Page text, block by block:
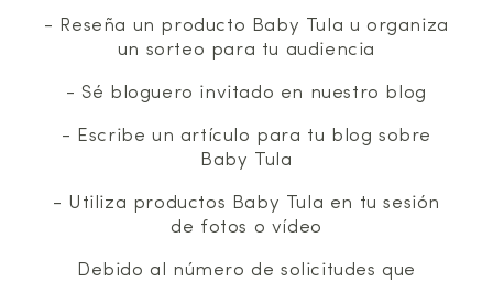
- Reseña un producto Baby Tula u organiza
un sorteo para tu audiencia
- Sé bloguero invitado en nuestro blog
- Escribe un artículo para tu blog sobre
Baby Tula
- Utiliza productos Baby Tula en tu sesión
de fotos o vídeo
Debido al número de solicitudes que